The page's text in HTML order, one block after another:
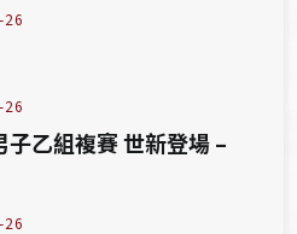
乙組複賽 世新登場 –